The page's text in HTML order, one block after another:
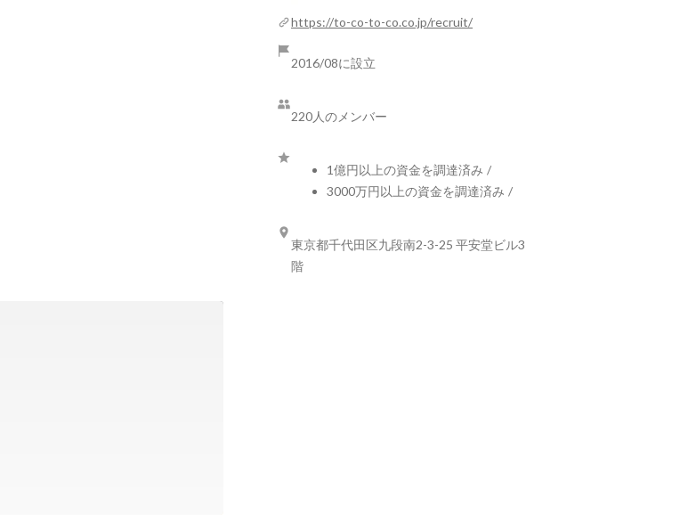
https://to-co-to-co.co.jp/recruit/
2016/08に設立
220人のメンバー
1億円以上の資金を調達済み /
3000万円以上の資金を調達済み /
東京都千代田区九段南2-3-25 平安堂ビル3
階